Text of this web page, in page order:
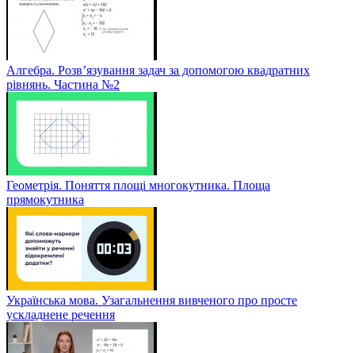
Алгебра. Розв’язування задач за допомогою квадратних
рівнянь. Частина №2
Геометрія. Поняття площі многокутника. Площа
прямокутника
Українська мова. Узагальнення вивченого про просте
ускладнене речення